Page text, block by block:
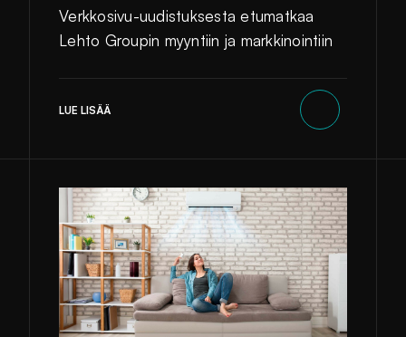
Verkkosivu-uudistuksesta etumatkaa
Lehto Groupin myyntiin ja markkinointiin
LUE LISÄÄ